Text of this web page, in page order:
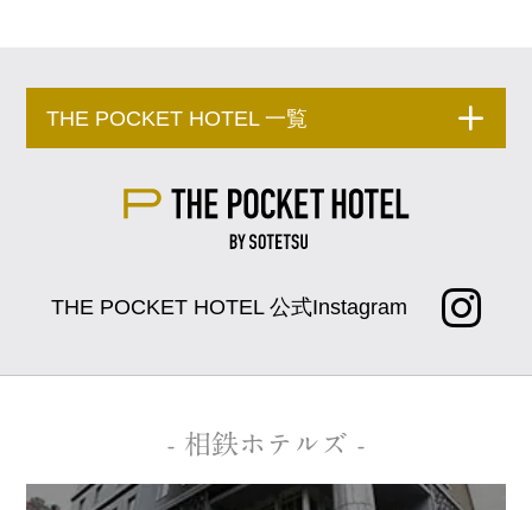
THE POCKET HOTEL 一覧
THE POCKET HOTEL 公式Instagram
- 相鉄ホテルズ -